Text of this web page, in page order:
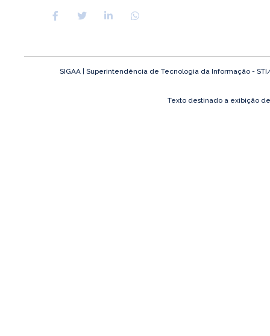
SIGAA | Superintendência de Tecnologia da Informação -
Texto destinado a exibição